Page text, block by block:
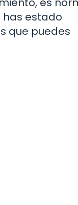
has estado
que puedes